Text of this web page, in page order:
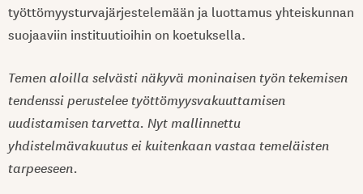
työttömyysturvajärjestelemään ja luottamus yhteiskunnan
suojaaviin instituutioihin on koetuksella.
Temen aloilla selvästi näkyvä moninaisen työn tekemisen
tendenssi perustelee työttömyysvakuuttamisen
uudistamisen tarvetta. Nyt mallinnettu
yhdistelmävakuutus ei kuitenkaan vastaa temeläisten
tarpeeseen.